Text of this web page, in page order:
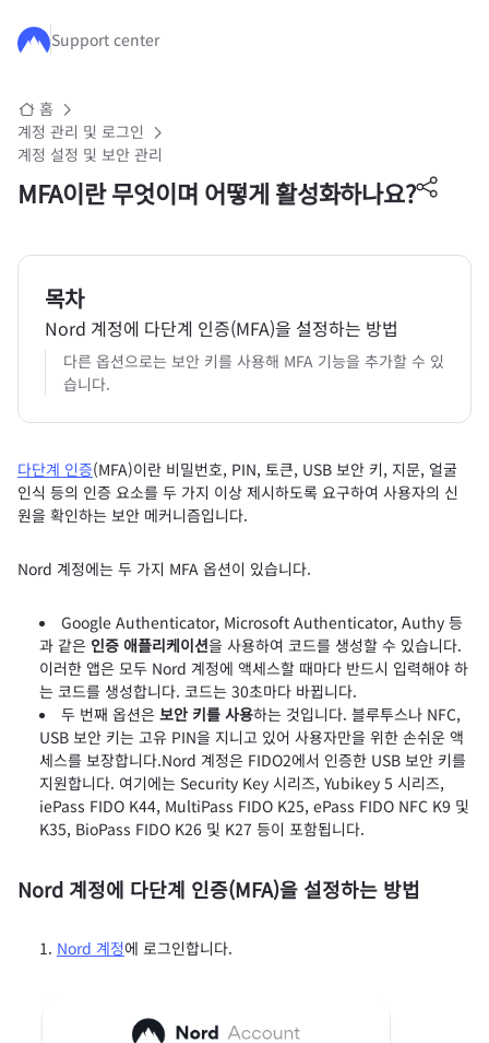
주요 콘텐츠로 건너뛰기
Support center
홈
계정 관리 및 로그인
계정 설정 및 보안 관리
MFA이란 무엇이며 어떻게 활성화하나요?
목차
Nord 계정에 다단계 인증(MFA)을 설정하는 방법
다른 옵션으로는 보안 키를 사용해 MFA 기능을 추가할 수 있
습니다.
다단계 인증(MFA)이란 비밀번호, PIN, 토큰, USB 보안 키, 지문, 얼굴
인식 등의 인증 요소를 두 가지 이상 제시하도록 요구하여 사용자의 신
원을 확인하는 보안 메커니즘입니다.
Nord 계정에는 두 가지 MFA 옵션이 있습니다.
Google Authenticator, Microsoft Authenticator, Authy 등
과 같은 인증 애플리케이션을 사용하여 코드를 생성할 수 있습니다.
이러한 앱은 모두 Nord 계정에 액세스할 때마다 반드시 입력해야 하
는 코드를 생성합니다. 코드는 30초마다 바뀝니다.
두 번째 옵션은 보안 키를 사용하는 것입니다. 블루투스나 NFC,
USB 보안 키는 고유 PIN을 지니고 있어 사용자만을 위한 손쉬운 액
세스를 보장합니다.Nord 계정은 FIDO2에서 인증한 USB 보안 키를
지원합니다. 여기에는 Security Key 시리즈, Yubikey 5 시리즈,
iePass FIDO K44, MultiPass FIDO K25, ePass FIDO NFC K9 및
K35, BioPass FIDO K26 및 K27 등이 포함됩니다.
Nord 계정에 다단계 인증(MFA)을 설정하는 방법
Nord 계정에 로그인합니다.